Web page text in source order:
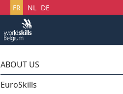
Sélectionnez votre langue
FR NL DE
ABOUT US
EuroSkills